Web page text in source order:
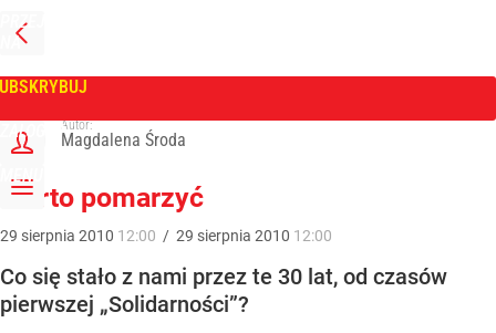
PRZEJDŹ
NA
GŁÓWNĄ
ZALOGUJ
MENU
Tygodnik Wprost
Autor:
Magdalena Środa
Warto pomarzyć
29 sierpnia 2010 12:00 / 29 sierpnia 2010 12:00
Co się stało z nami przez te 30 lat, od czasów
pierwszej „Solidarności”?